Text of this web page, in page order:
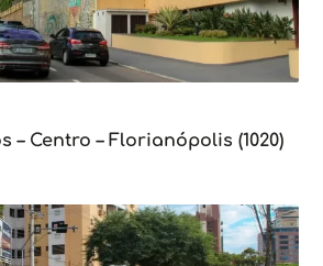
– Centro – Florianópolis (1020)